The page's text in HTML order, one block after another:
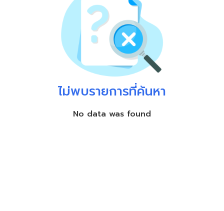
ไม่พบรายการที่ค้นหา
No data was found